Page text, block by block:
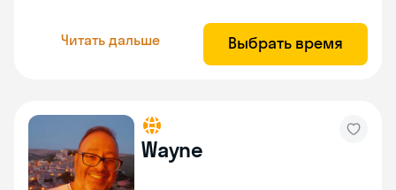
Читать дальше Выбрать время
Wayne